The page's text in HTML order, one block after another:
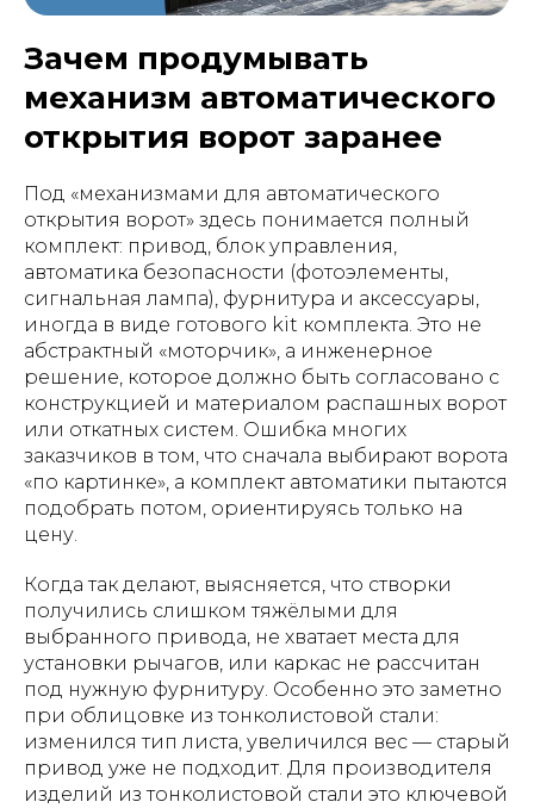
Зачем продумывать
механизм автоматического
открытия ворот заранее
Под «механизмами для автоматического
открытия ворот» здесь понимается полный
комплект: привод, блок управления,
автоматика безопасности (фотоэлементы,
сигнальная лампа), фурнитура и аксессуары,
иногда в виде готового kit комплекта. Это не
абстрактный «моторчик», а инженерное
решение, которое должно быть согласовано с
конструкцией и материалом распашных ворот
или откатных систем. Ошибка многих
заказчиков в том, что сначала выбирают ворота
«по картинке», а комплект автоматики пытаются
подобрать потом, ориентируясь только на
цену.
Когда так делают, выясняется, что створки
получились слишком тяжёлыми для
выбранного привода, не хватает места для
установки рычагов, или каркас не рассчитан
под нужную фурнитуру. Особенно это заметно
при облицовке из тонколистовой стали:
изменился тип листа, увеличился вес — старый
привод уже не подходит. Для производителя
изделий из тонколистовой стали это ключевой